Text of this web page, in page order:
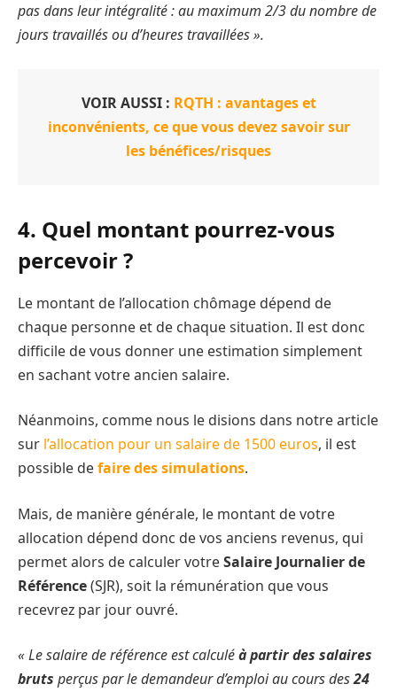
pas dans leur intégralité : au maximum 2/3 du nombre de
jours travaillés ou d’heures travaillées ».
VOIR AUSSI : RQTH : avantages et
inconvénients, ce que vous devez savoir sur
les bénéfices/risques
4. Quel montant pourrez-vous
percevoir ?
Le montant de l’allocation chômage dépend de
chaque personne et de chaque situation. Il est donc
difficile de vous donner une estimation simplement
en sachant votre ancien salaire.
Néanmoins, comme nous le disions dans notre article
sur l’allocation pour un salaire de 1500 euros, il est
possible defaire des simulations.
Mais, de manière générale, le montant de votre
allocation dépend donc de vos anciens revenus, qui
permet alors de calculer votreSalaire Journalier de
Référence(SJR), soit la rémunération que vous
recevrez par jour ouvré.
« Le salaire de référence est calculéà partir des salaires
bruts perçus par le demandeur d’emploi au cours des24